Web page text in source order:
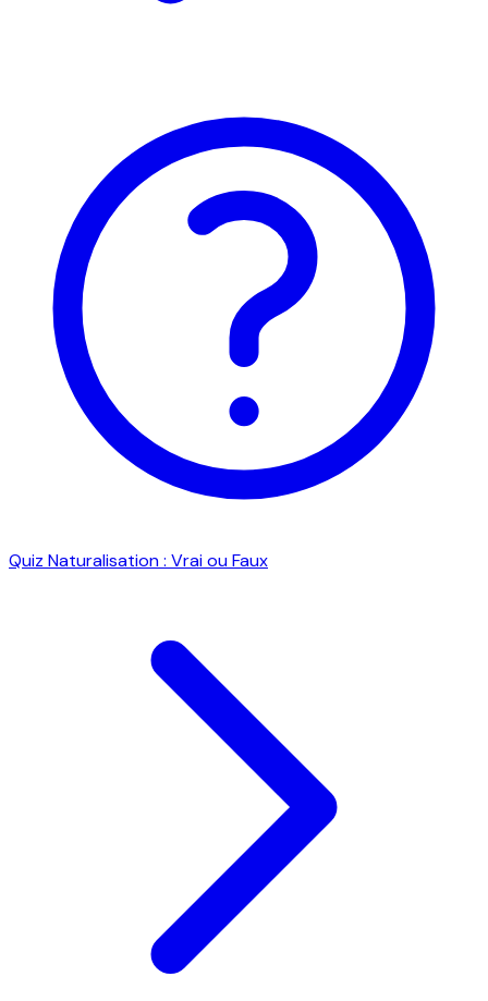
Quiz Naturalisation : Vrai ou Faux